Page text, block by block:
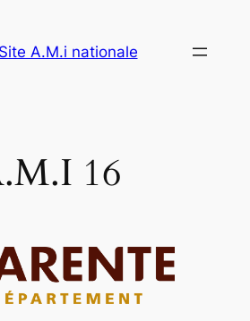
Site A.M.i nationale
16